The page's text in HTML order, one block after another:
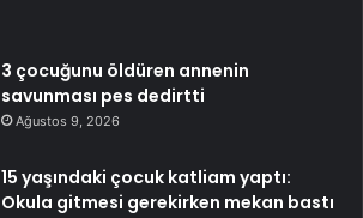
3 çocuğunu öldüren annenin
savunması pes dedirtti
Ağustos 9, 2026
15 yaşındaki çocuk katliam yaptı:
Okula gitmesi gerekirken mekan bastı